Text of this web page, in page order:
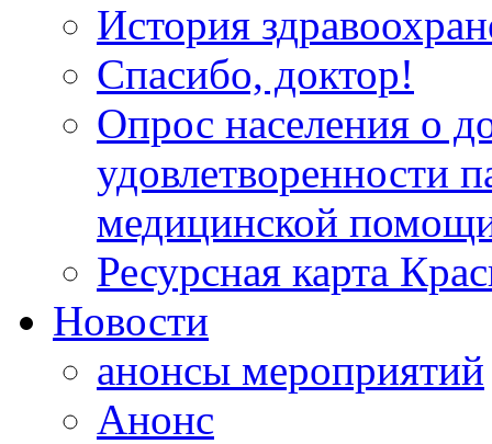
История
Спасибо, доктор!
Опрос населения о
удовлетворенности
медицинской
Ресурсная карта
Новости
анонсы мероприятий
Анонс